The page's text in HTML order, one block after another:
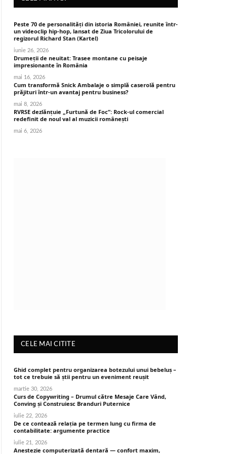
Peste 70 de personalități din istoria României, reunite într-
un videoclip hip-hop, lansat de Ziua Tricolorului de
regizorul Richard Stan (Kartel)
iunie 26, 2026
Drumeții de neuitat: Trasee montane cu peisaje
impresionante în România
mai 16, 2026
Cum transformă Snick Ambalaje o simplă caserolă pentru
prăjituri într-un avantaj pentru business?
mai 8, 2026
RVRSE dezlănțuie „Furtună de Foc”: Rock-ul comercial
redefinit de noul val al muzicii românești
mai 6, 2026
CELE MAI CITITE
Ghid complet pentru organizarea botezului unui bebeluș –
tot ce trebuie să știi pentru un eveniment reușit
martie 30, 2026
Curs de Copywriting – Drumul către Mesaje Care Vând,
Conving și Construiesc Branduri Puternice
iulie 22, 2026
De ce contează relația pe termen lung cu firma de
contabilitate: argumente practice
iulie 21, 2026
Anestezie computerizată dentară — confort maxim,